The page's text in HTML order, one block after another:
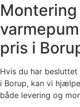
pris i
Hvis du har
i Borup, kan vi
både levering og